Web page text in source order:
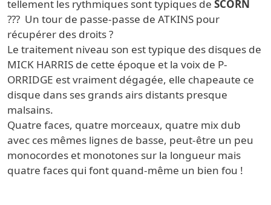
tellement les rythmiques sont typiques de SCORN
??? Un tour de passe-passe de ATKINS pour
récupérer des droits ?
Le traitement niveau son est typique des disques de
MICK HARRIS de cette époque et la voix de P-
ORRIDGE est vraiment dégagée, elle chapeaute ce
disque dans ses grands airs distants presque
malsains.
Quatre faces, quatre morceaux, quatre mix dub
avec ces mêmes lignes de basse, peut-être un peu
monocordes et monotones sur la longueur mais
quatre faces qui font quand-même un bien fou !